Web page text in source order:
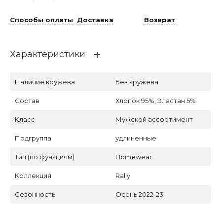
Способы оплаты Доставка Возврат
Характеристики
Наличие кружева Без кружева
Состав Хлопок 95%, Эластан 5%
Класс Мужской ассортимент
Подгруппа удлиненные
Тип (по функциям) Homewear
Коллекция Rally
Сезонность Осень 2022-23